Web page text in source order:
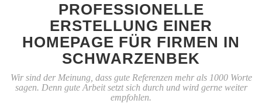
PROFESSIONELLE
ERSTELLUNG EINER
HOMEPAGE FÜR FIRMEN IN
SCHWARZENBEK
Wir sind der Meinung, dass gute Referenzen mehr als 1000 Worte
sagen. Denn gute Arbeit setzt sich durch und wird gerne weiter
empfohlen.